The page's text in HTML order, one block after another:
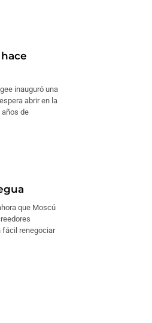
inauguró una
abrir en la
de
que Moscú
fácil renegociar